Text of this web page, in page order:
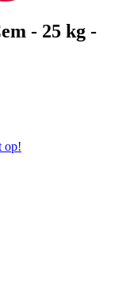
- 25 kg -
op!